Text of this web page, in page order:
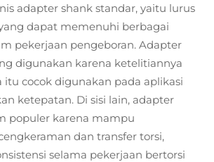
adapter shank standar, yaitu lurus
dapat memenuhi berbagai
pekerjaan pengeboran. Adapter
digunakan karena ketelitiannya
itu cocok digunakan pada aplikasi
ketepatan. Di sisi lain, adapter
populer karena mampu
dan transfer torsi,
selama pekerjaan bertorsi